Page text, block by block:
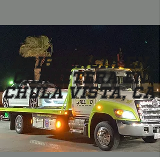
Asistencia en
Carretera en
Chula Vista, CA